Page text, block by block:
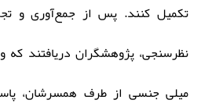
تکمیل کنند. پس از جمع‌آوری و
نظرسنجی، پژوهشگران دریافتند که
میلی جنسی از طرف همسرشان،